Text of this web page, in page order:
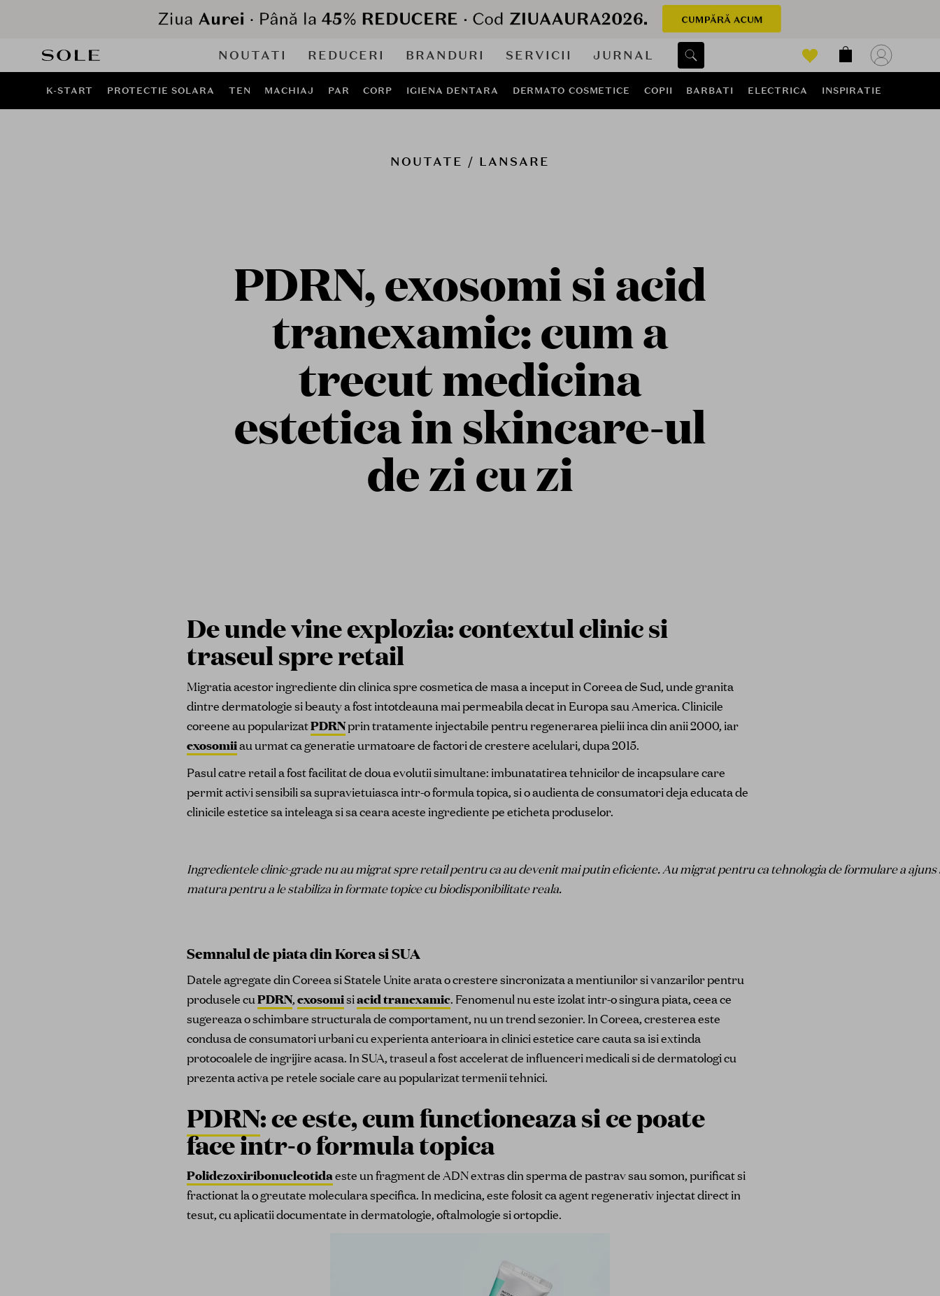
NOUTATI REDUCERI BRANDURI SERVICII JURNAL
K-START PROTECTIE SOLARA TEN MACHIAJ PAR CORP IGIENA DENTARA DERMATO COSMETICE COPII BARBATI ELECTRICA INSPIRATIE
NOUTATE / LANSARE
PDRN, exosomi si acid
tranexamic: cum a
trecut medicina
estetica in skincare-ul
de zi cu zi
De unde vine explozia: contextul clinic si
traseul spre retail
Migratia acestor ingrediente din clinica spre cosmetica de masa a inceput in Coreea de Sud, unde granita
dintre dermatologie si beauty a fost intotdeauna mai permeabila decat in Europa sau America. Clinicile
coreene au popularizatPDRNprin tratamente injectabile pentru regenerarea pielii inca din anii 2000, iar
exosomiiau urmat ca generatie urmatoare de factori de crestere acelulari, dupa 2015.
Pasul catre retail a fost facilitat de doua evolutii simultane: imbunatatirea tehnicilor de incapsulare care
permit activi sensibili sa supravietuiasca intr-o formula topica, si o audienta de consumatori deja educata de
clinicile estetice sa inteleaga si sa ceara aceste ingrediente pe eticheta produselor.
Ingredientele clinic-grade nu au migrat spre retail pentru ca au devenit mai putin eficiente. Au migrat pentru ca tehnologia de formulare a
matura pentru a le stabiliza in formate topice cu biodisponibilitate reala.
Semnalul de piata din Korea si SUA
Datele agregate din Coreea si Statele Unite arata o crestere sincronizata a mentiunilor si vanzarilor pentru
produsele cuPDRN,exosomisiacid tranexamic. Fenomenul nu este izolat intr-o singura piata, ceea ce
sugereaza o schimbare structurala de comportament, nu un trend sezonier. In Coreea, cresterea este
condusa de consumatori urbani cu experienta anterioara in clinici estetice care cauta sa isi extinda
protocoalele de ingrijire acasa. In SUA, traseul a fost accelerat de influenceri medicali si de dermatologi cu
prezenta activa pe retele sociale care au popularizat termenii tehnici.
PDRN: ce este, cum functioneaza si ce poate
face intr-o formula topica
Polidezoxiribonucleotidaeste un fragment de ADN extras din sperma de pastrav sau somon, purificat si
fractionat la o greutate moleculara specifica. In medicina, este folosit ca agent regenerativ injectat direct in
tesut, cu aplicatii documentate in dermatologie, oftalmologie si ortopdie.